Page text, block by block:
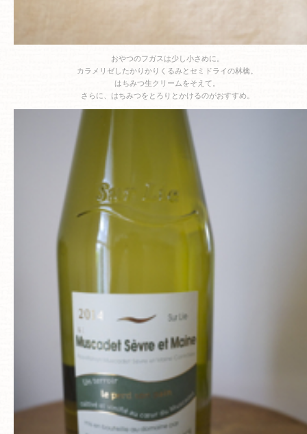
おやつのフガスは少し小さめに。
カラメリゼしたかりかりくるみとセミドライの林檎。
はちみつ生クリームをそえて。
さらに、はちみつをとろりとかけるのがおすすめ。